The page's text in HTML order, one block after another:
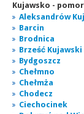
Kujawsko -
Aleksandrów
Barcin
Brodnica
Brześć Kujawski
Bydgoszcz
Chełmno
Chełmża
Chodecz
Ciechocinek